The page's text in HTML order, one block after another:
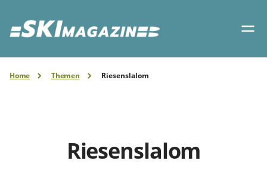
Home Themen Riesenslalom
Riesenslalom